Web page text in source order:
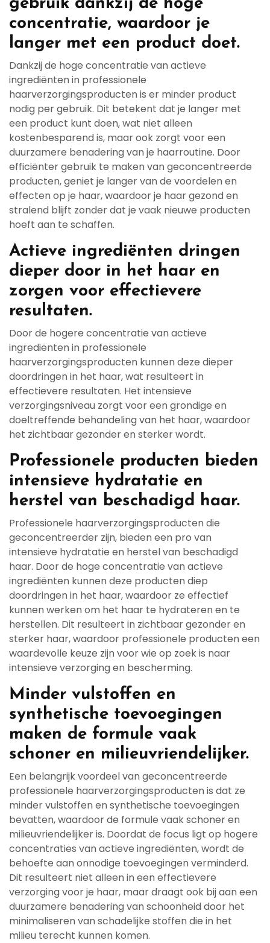
gebruik dankzij de hoge
concentratie, waardoor je
langer met een product doet.
Dankzij de hoge concentratie van actieve
ingrediënten in professionele
haarverzorgingsproducten is er minder product
nodig per gebruik. Dit betekent dat je langer met
een product kunt doen, wat niet alleen
kostenbesparend is, maar ook zorgt voor een
duurzamere benadering van je haarroutine. Door
efficiënter gebruik te maken van geconcentreerde
producten, geniet je langer van de voordelen en
effecten op je haar, waardoor je haar gezond en
stralend blijft zonder dat je vaak nieuwe producten
hoeft aan te schaffen.
Actieve ingrediënten dringen
dieper door in het haar en
zorgen voor effectievere
resultaten.
Door de hogere concentratie van actieve
ingrediënten in professionele
haarverzorgingsproducten kunnen deze dieper
doordringen in het haar, wat resulteert in
effectievere resultaten. Het intensieve
verzorgingsniveau zorgt voor een grondige en
doeltreffende behandeling van het haar, waardoor
het zichtbaar gezonder en sterker wordt.
Professionele producten bieden
intensieve hydratatie en
herstel van beschadigd haar.
Professionele haarverzorgingsproducten die
geconcentreerder zijn, bieden een pro van
intensieve hydratatie en herstel van beschadigd
haar. Door de hoge concentratie van actieve
ingrediënten kunnen deze producten diep
doordringen in het haar, waardoor ze effectief
kunnen werken om het haar te hydrateren en te
herstellen. Dit resulteert in zichtbaar gezonder en
sterker haar, waardoor professionele producten een
waardevolle keuze zijn voor wie op zoek is naar
intensieve verzorging en bescherming.
Minder vulstoffen en
synthetische toevoegingen
maken de formule vaak
schoner en milieuvriendelijker.
Een belangrijk voordeel van geconcentreerde
professionele haarverzorgingsproducten is dat ze
minder vulstoffen en synthetische toevoegingen
bevatten, waardoor de formule vaak schoner en
milieuvriendelijker is. Doordat de focus ligt op hogere
concentraties van actieve ingrediënten, wordt de
behoefte aan onnodige toevoegingen verminderd.
Dit resulteert niet alleen in een effectievere
verzorging voor je haar, maar draagt ook bij aan een
duurzamere benadering van schoonheid door het
minimaliseren van schadelijke stoffen die in het
milieu terecht kunnen komen.